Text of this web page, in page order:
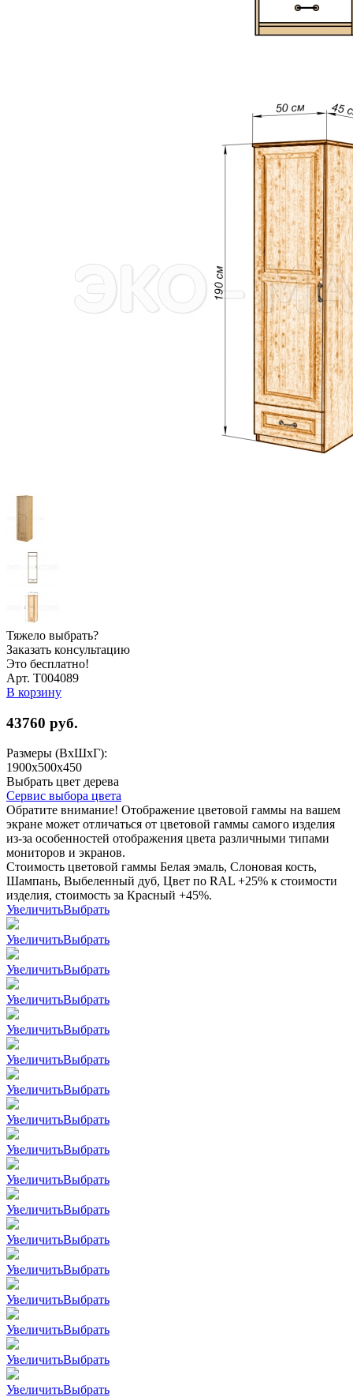
Тяжело выбрать?
Заказать консультацию
Это бесплатно!
Арт. Т004089
В корзину
43760 руб.
Размеры (ВхШхГ):
1900x500x450
Выбрать цвет дерева
Сервис выбора цвета
Обратите внимание! Отображение цветовой гаммы на вашем
экране может отличаться от цветовой гаммы самого изделия
из-за особенностей отображения цвета различными типами
мониторов и экранов.
Стоимость цветовой гаммы Белая эмаль, Слоновая кость,
Шампань, Выбеленный дуб, Цвет по RAL +25% к стоимости
изделия, стоимость за Красный +45%.
УвеличитьВыбрать
УвеличитьВыбрать
УвеличитьВыбрать
УвеличитьВыбрать
УвеличитьВыбрать
УвеличитьВыбрать
УвеличитьВыбрать
УвеличитьВыбрать
УвеличитьВыбрать
УвеличитьВыбрать
УвеличитьВыбрать
УвеличитьВыбрать
УвеличитьВыбрать
УвеличитьВыбрать
УвеличитьВыбрать
УвеличитьВыбрать
УвеличитьВыбрать